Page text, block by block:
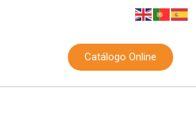
Catálogo Online